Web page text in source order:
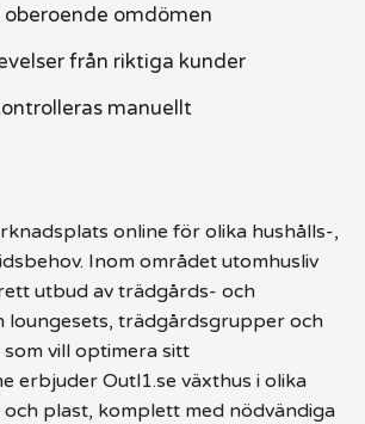
omdömen
från riktiga kunder
manuellt
online för olika hushålls-,
Inom området utomhusliv
utbud av trädgårds- och
loungesets, trädgårdsgrupper och
vill optimera sitt
erbjuder Outl1.se växthus i olika
och plast, komplett med nödvändiga